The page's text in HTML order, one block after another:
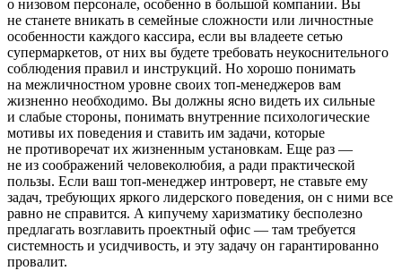
о низовом персонале, особенно в большой компании. Вы
не станете вникать в семейные сложности или личностные
особенности каждого кассира, если вы владеете сетью
супермаркетов, от них вы будете требовать неукоснительного
соблюдения правил и инструкций. Но хорошо понимать
на межличностном уровне своих топ-менеджеров вам
жизненно необходимо. Вы должны ясно видеть их сильные
и слабые стороны, понимать внутренние психологические
мотивы их поведения и ставить им задачи, которые
не противоречат их жизненным установкам. Еще раз —
не из соображений человеколюбия, а ради практической
пользы. Если ваш топ-менеджер интроверт, не ставьте ему
задач, требующих яркого лидерского поведения, он с ними все
равно не справится. А кипучему харизматику бесполезно
предлагать возглавить проектный офис — там требуется
системность и усидчивость, и эту задачу он гарантированно
провалит.